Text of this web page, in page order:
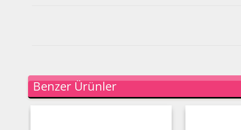
Benzer Ürünler